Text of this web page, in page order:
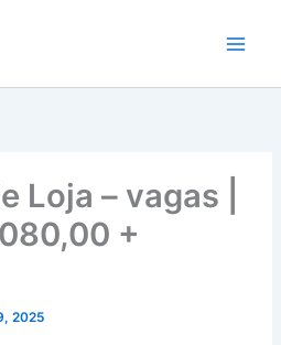
Loja – vagas |
+
2025